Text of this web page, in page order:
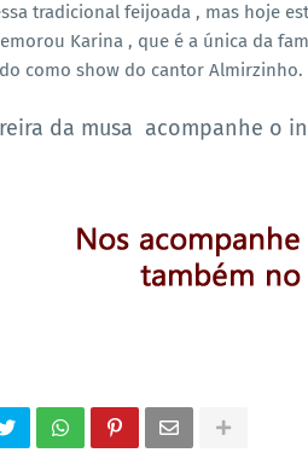
tradicional feijoada , mas hoje
Karina , que é a única da
como show do cantor Almirzinho.
da musa acompanhe o